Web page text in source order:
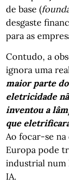
de base (
desgaste
para as
Contudo, a
ignora uma
maior parte
eletricidade
inventou a
que
Ao focar-se na
Europa pode
industrial num
IA.